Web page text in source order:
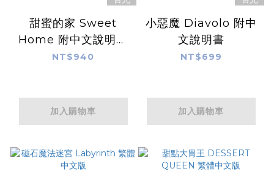
甜蜜的家 Sweet
Home 附中文說明書
3歲以上
NT$940
加入購物車
小惡魔 Diavolo 附中
文說明書
NT$699
加入購物車